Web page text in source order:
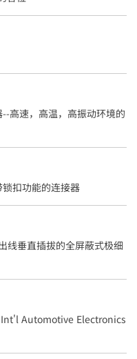
高速，高温，高振动环境的
扣功能的连接器
线垂直插拔的全屏蔽式极细
Int'l Automotive Electronics